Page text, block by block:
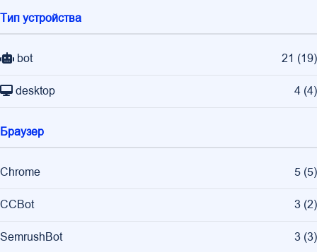
Тип устройства
bot 21 (19)
desktop 4 (4)
Браузер
Chrome 5 (5)
CCBot 3 (2)
SemrushBot 3 (3)